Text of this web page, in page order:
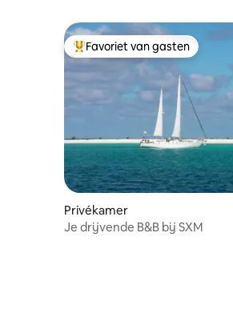
Topfavoriet van gasten
Favoriet van gasten
Privékamer
Je drijvende B&B bij SXM